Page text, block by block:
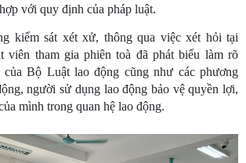
với quy định của pháp luật.
kiểm sát xét xử, thông qua việc xét hỏi tại
viên tham gia phiên toà đã phát biểu làm rõ
của Bộ Luật lao động cũng như các phương
người sử dụng lao động bảo vệ quyền lợi,
mình trong quan hệ lao động.